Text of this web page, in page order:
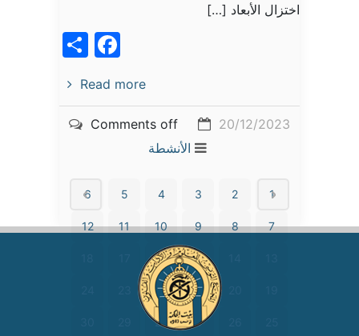
اختزال الأبعاد […]
Read more
20/12/2023
Comments off
الأنشطة
1
2
3
4
5
6
7
8
9
10
11
12
15
16
21
22
27
28